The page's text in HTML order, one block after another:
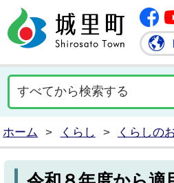
ホーム > くらし > くらしの